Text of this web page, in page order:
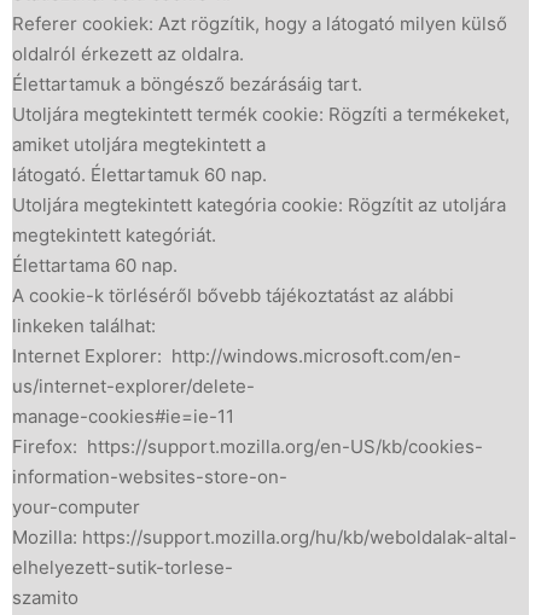
Referer cookiek: Azt rögzítik, hogy a látogató milyen külső
oldalról érkezett az oldalra.
Élettartamuk a böngésző bezárásáig tart.
Utoljára megtekintett termék cookie: Rögzíti a termékeket,
amiket utoljára megtekintett a
látogató. Élettartamuk 60 nap.
Utoljára megtekintett kategória cookie: Rögzítit az utoljára
megtekintett kategóriát.
Élettartama 60 nap.
A cookie-k törléséről bővebb tájékoztatást az alábbi
linkeken találhat:
Internet Explorer: http://windows.microsoft.com/en-
us/internet-explorer/delete-
manage-cookies#ie=ie-11
Firefox: https://support.mozilla.org/en-US/kb/cookies-
information-websites-store-on-
your-computer
Mozilla: https://support.mozilla.org/hu/kb/weboldalak-altal-
elhelyezett-sutik-torlese-
szamito